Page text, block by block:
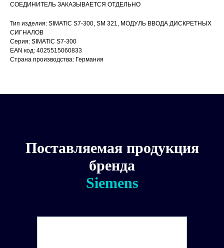
СОЕДИНИТЕЛЬ ЗАКАЗЫВАЕТСЯ ОТДЕЛЬНО
Тип изделия: SIMATIC S7-300, SM 321, МОДУЛЬ ВВОДА ДИСКРЕТНЫХ
СИГНАЛОВ
Серия: SIMATIC S7-300
EAN код: 4025515060833
Страна производства: Германия
Поставляемая продукция
бренда
Siemens